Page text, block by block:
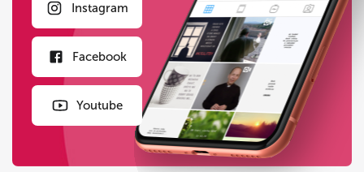
Instagram
Facebook
Youtube